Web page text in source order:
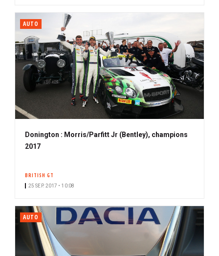
AUTO
Donington : Morris/Parfitt Jr (Bentley), champions
2017
BRITISH GT
25 SEP. 2017 • 10:08
AUTO